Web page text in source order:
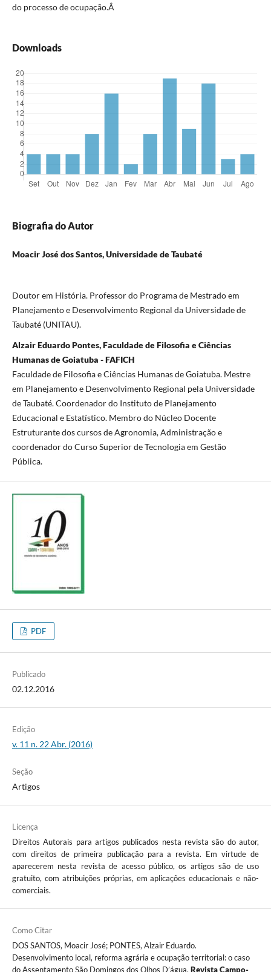
do processo de ocupação.Â
Downloads
Biografia do Autor
Moacir José dos Santos, Universidade de Taubaté
Doutor em História. Professor do Programa de Mestrado em
Planejamento e Desenvolvimento Regional da Universidade de
Taubaté (UNITAU).
Alzair Eduardo Pontes, Faculdade de Filosofia e Ciências
Humanas de Goiatuba - FAFICH
Faculdade de Filosofia e Ciências Humanas de Goiatuba. Mestre
em Planejamento e Desenvolvimento Regional pela Universidade
de Taubaté. Coordenador do Instituto de Planejamento
Educacional e Estatístico. Membro do Núcleo Docente
Estruturante dos cursos de Agronomia, Administração e
coordenador do Curso Superior de Tecnologia em Gestão
Pública.
PDF
Publicado
02.12.2016
Edição
v. 11 n. 22 Abr. (2016)
Seção
Artigos
Licença
Direitos Autorais para artigos publicados nesta revista são do autor,
com direitos de primeira publicação para a revista. Em virtude de
aparecerem nesta revista de acesso público, os artigos são de uso
gratuito, com atribuições próprias, em aplicações educacionais e não-
comerciais.
Como Citar
DOS SANTOS, Moacir José; PONTES, Alzair Eduardo.
Desenvolvimento local, reforma agrária e ocupação territorial: o caso
do Assentamento São Domingos dos Olhos D’água. Revista Campo-